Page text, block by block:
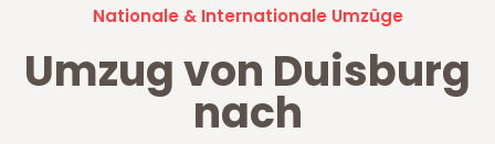
Nationale & Internationale Umzüge
Umzug von Duisburg
nach